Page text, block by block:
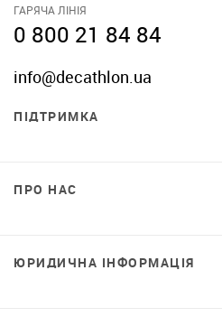
ГАРЯЧА ЛІНІЯ
0 800 21 84 84
info@decathlon.ua
ПІДТРИМКА
ПРО НАС
ЮРИДИЧНА ІНФОРМАЦІЯ